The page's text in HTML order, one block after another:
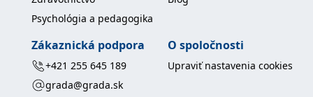
Psychológia a pedagogika
Zákaznická podpora
+421 255 645 189
grada@grada.sk
O spoločnosti
Upraviť nastavenia cookies